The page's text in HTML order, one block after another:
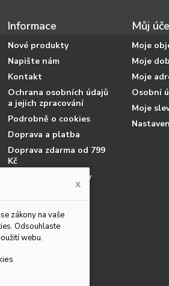
Informace
Nové produkty
Napište nám
Kontakt
Ochrana osobních údajů
a jejich zpracování
Podrobně o cookies
Doprava a platba
Doprava zdarma od 799
Kč
Obchodní podmínky
Dostupnost zboží
Můj
Moje
Moje
Moje
Osobní
Moje
x
zákony na vaše
Odsouhlaste
webu.